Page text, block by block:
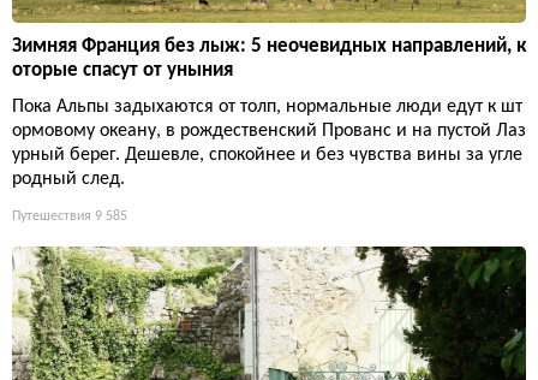
Зимняя Франция без лыж: 5 неочевидных направлений, к
оторые спасут от уныния
Пока Альпы задыхаются от толп, нормальные люди едут к шт
ормовому океану, в рождественский Прованс и на пустой Лаз
урный берег. Дешевле, спокойнее и без чувства вины за угле
родный след.
Путешествия 9 585